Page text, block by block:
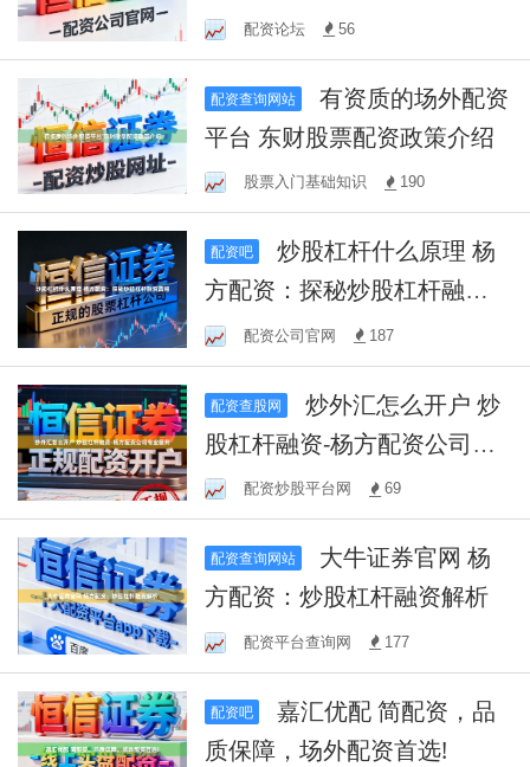
易？配资论坛 56
配资查询网站
有资质的场外配资
平台 东财股票配资政策介绍
股票入门基础知识 190
配资吧
炒股杠杆什么原理 杨
方配资：探秘炒股杠杆融资
真相配资公司官网 187
配资查股网
炒外汇怎么开户 炒
股杠杆融资-杨方配资公司专
业服务配资炒股平台网 69
配资查询网站
方配资：炒股杠杆融资解析
配资平台查询网 177
配资吧
嘉汇优配 简配资，品
质保障，场外配资首选!